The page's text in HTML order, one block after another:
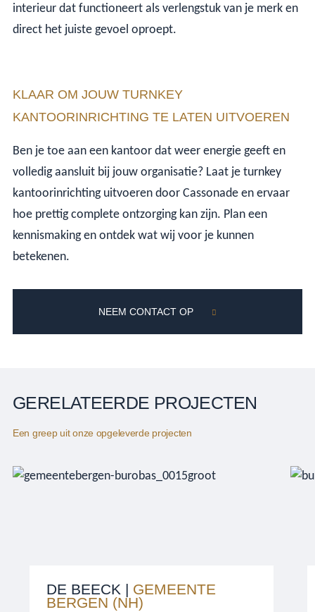
interieur dat functioneert als verlengstuk van je merk en
direct het juiste gevoel oproept.
KLAAR OM JOUW TURNKEY
KANTOORINRICHTING TE LATEN UITVOEREN
Ben je toe aan een kantoor dat weer energie geeft en
volledig aansluit bij jouw organisatie? Laat je turnkey
kantoorinrichting uitvoeren door Cassonade en ervaar
hoe prettig complete ontzorging kan zijn. Plan een
kennismaking en ontdek wat wij voor je kunnen
betekenen.
NEEM CONTACT OP
GERELATEERDE PROJECTEN
Een greep uit onze opgeleverde projecten
DE BEECK | GEMEENTE
BERGEN (NH)